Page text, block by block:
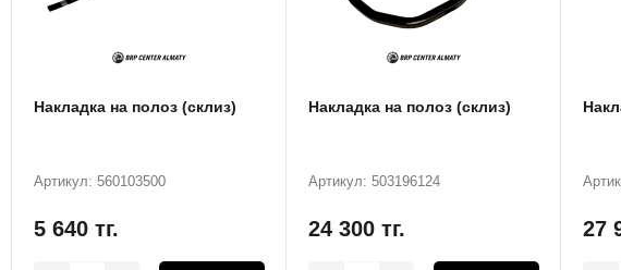
Накладка на полоз (склиз)
Артикул: 560103500
5 640 тг.
Накладка на полоз (склиз)
Артикул: 503196124
24 300 тг. 27